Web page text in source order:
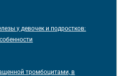
у девочек и подростков:
тромбоцитами, в